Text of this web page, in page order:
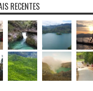
RECENTES